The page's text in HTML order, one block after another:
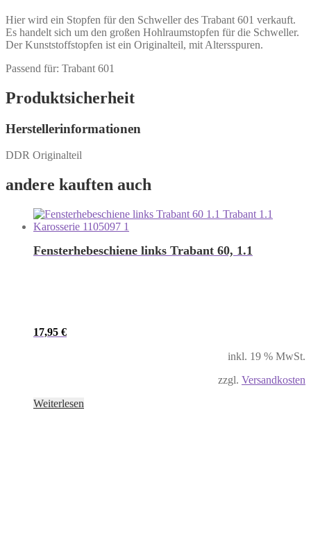
Hier wird ein Stopfen für den Schweller des Trabant 601 verkauft.
Es handelt sich um den großen Hohlraumstopfen für die Schweller.
Der Kunststoffstopfen ist ein Originalteil, mit Altersspuren.
Passend für: Trabant 601
Produktsicherheit
Herstellerinformationen
DDR Originalteil
andere kauften auch
Fensterhebeschiene links Trabant 60, 1.1
17,95 €
inkl. 19 % MwSt.
zzgl. Versandkosten
Weiterlesen